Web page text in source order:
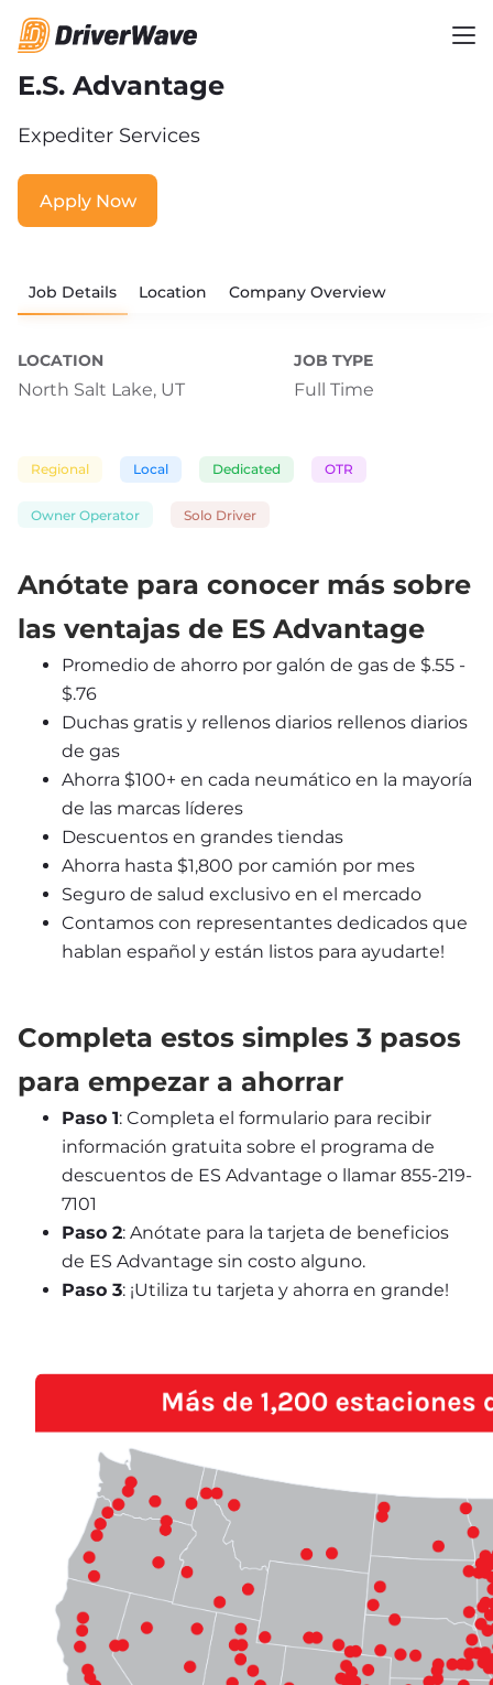
E.S. Advantage
Expediter Services
Apply Now
Job Details Location Company Overview
LOCATION
North Salt Lake, UT
JOB TYPE
Full Time
Regional Local Dedicated OTR
Owner Operator Solo Driver
Anótate para conocer más sobre
las ventajas de ES Advantage
Promedio de ahorro por galón de gas de $.55 -
$.76
Duchas gratis y rellenos diarios rellenos diarios
de gas
Ahorra $100+ en cada neumático en la mayoría
de las marcas líderes
Descuentos en grandes tiendas
Ahorra hasta $1,800 por camión por mes
Seguro de salud exclusivo en el mercado
Contamos con representantes dedicados que
hablan español y están listos para ayudarte!
Completa estos simples 3 pasos
para empezar a ahorrar
Paso 1: Completa el formulario para recibir
información gratuita sobre el programa de
descuentos de ES Advantage o llamar 855-219-
7101
Paso 2: Anótate para la tarjeta de beneficios
de ES Advantage sin costo alguno.
Paso 3: ¡Utiliza tu tarjeta y ahorra en grande!